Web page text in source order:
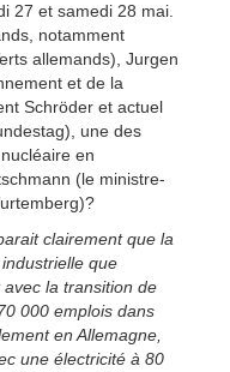
27 et samedi 28 mai.
notamment
allemands), Jurgen
et de la
Schröder et actuel
une des
en
(le ministre-
clairement que la
que
avec la transition de
000 emplois dans
en Allemagne,
une électricité à 80